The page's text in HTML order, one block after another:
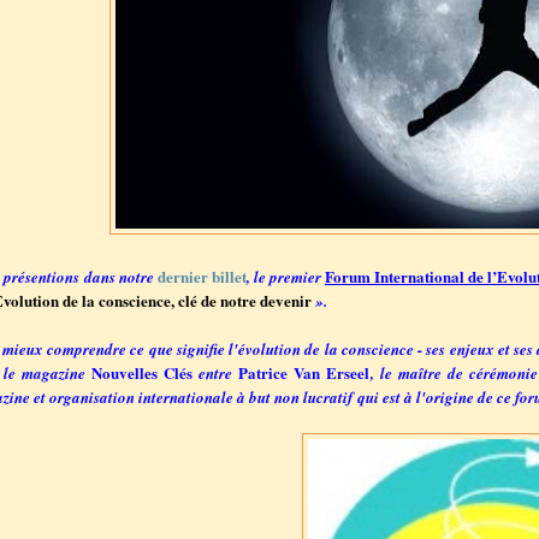
présentions dans notre dernier billet, le premierForum International de
de la conscience, clé de notre devenir».
comprendre ce que signifie l'évolution de la conscience - ses enjeux et
magazine Nouvelles Clésentre Patrice Van Erseel, le maître de
et organisation internationale à but non lucratif qui est à l'origine de ce